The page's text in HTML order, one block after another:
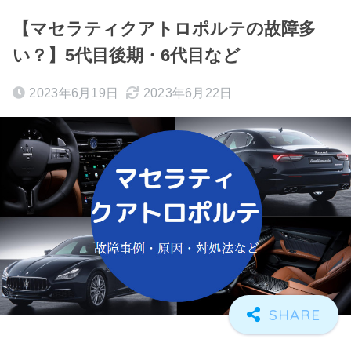
【マセラティクアトロポルテの故障多
い？】5代目後期・6代目など
2023年6月19日 2023年6月22日